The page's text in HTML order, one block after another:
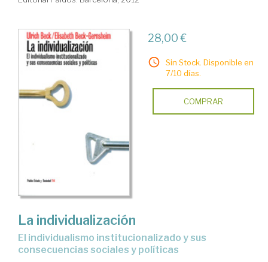
28,00 €
Sin Stock. Disponible en
7/10 días.
COMPRAR
La individualización
el individualismo institucionalizado y sus
consecuencias sociales y políticas